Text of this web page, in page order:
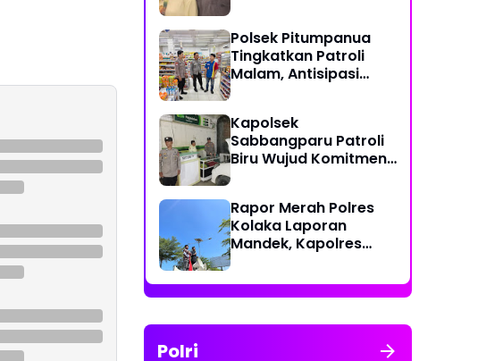
Polsek Pitumpanua
Tingkatkan Patroli
Malam, Antisipasi
Kriminalitas di
Wilayah Hukum
Kapolsek
Sabbangparu Patroli
Biru Wujud Komitmen
Masyarakat
Rapor Merah Polres
Kolaka Laporan
Mandek, Kapolres
Perkap dan Abaikan
Kepastian Hukum
Polri